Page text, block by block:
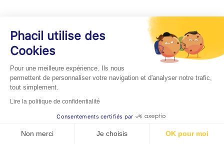
Phacil utilise des
Cookies
Pour une meilleure expérience. Ils nous
permettent de personnaliser votre navigation et d'analyser notre trafic,
tout simplement.
Lire la politique de confidentialité
Consentements certifiés par
Non merci Je choisis OK pour moi